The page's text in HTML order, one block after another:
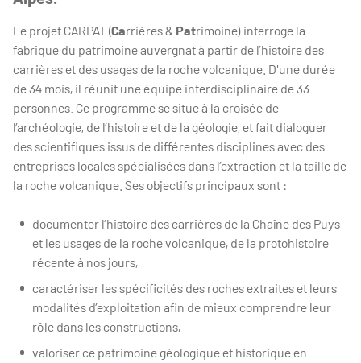
Le projet CARPAT (Carrières & Patrimoine) interroge la
fabrique du patrimoine auvergnat à partir de l’histoire des
carrières et des usages de la roche volcanique. D'une durée
de 34 mois, il réunit une équipe interdisciplinaire de 33
personnes. Ce programme se situe à la croisée de
l’archéologie, de l’histoire et de la géologie, et fait dialoguer
des scientifiques issus de différentes disciplines avec des
entreprises locales spécialisées dans l’extraction et la taille de
la roche volcanique. Ses objectifs principaux sont :
documenter l’histoire des carrières de la Chaîne des Puys
et les usages de la roche volcanique, de la protohistoire
récente à nos jours,
caractériser les spécificités des roches extraites et leurs
modalités d’exploitation afin de mieux comprendre leur
rôle dans les constructions,
valoriser ce patrimoine géologique et historique en